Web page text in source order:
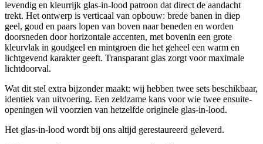
levendig en kleurrijk glas-in-lood patroon dat direct de aandacht
trekt. Het ontwerp is verticaal van opbouw: brede banen in diep
geel, goud en paars lopen van boven naar beneden en worden
doorsneden door horizontale accenten, met bovenin een grote
kleurvlak in goudgeel en mintgroen die het geheel een warm en
lichtgevend karakter geeft. Transparant glas zorgt voor maximale
lichtdoorval.
Wat dit stel extra bijzonder maakt: wij hebben twee sets beschikbaar,
identiek van uitvoering. Een zeldzame kans voor wie twee ensuite-
openingen wil voorzien van hetzelfde originele glas-in-lood.
Het glas-in-lood wordt bij ons altijd gerestaureerd geleverd.